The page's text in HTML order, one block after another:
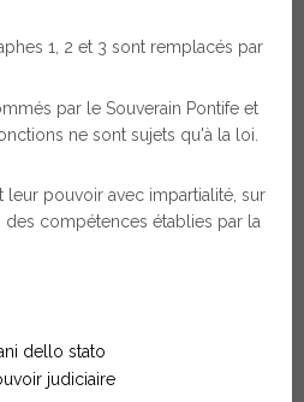
1, 2 et 3 sont remplacés par
par le Souverain Pontife et
ne sont sujets qu'à la loi.
leur pouvoir avec impartialité, sur
des compétences établies par la
dello stato
judiciaire